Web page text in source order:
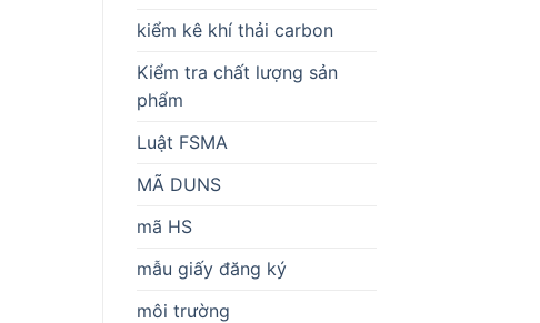
kiểm kê khí thải carbon
Kiểm tra chất lượng sản
phẩm
Luật FSMA
MÃ DUNS
mã HS
mẫu giấy đăng ký
môi trường